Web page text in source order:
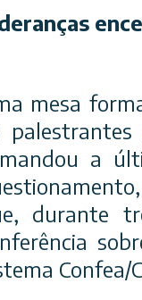
mesa
a
durante
Confea/